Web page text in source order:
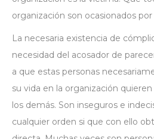
organización son ocasionados por
La necesaria existencia de
necesidad del acosador de
a que estas personas
su vida en la organización
los demás. Son inseguros e
cualquier orden si que con ello